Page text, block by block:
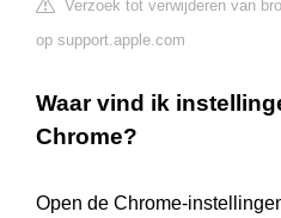
Verzoek tot verwijderen van
op support.apple.com
Waar vind ik
Chrome?
Open de Chrome-